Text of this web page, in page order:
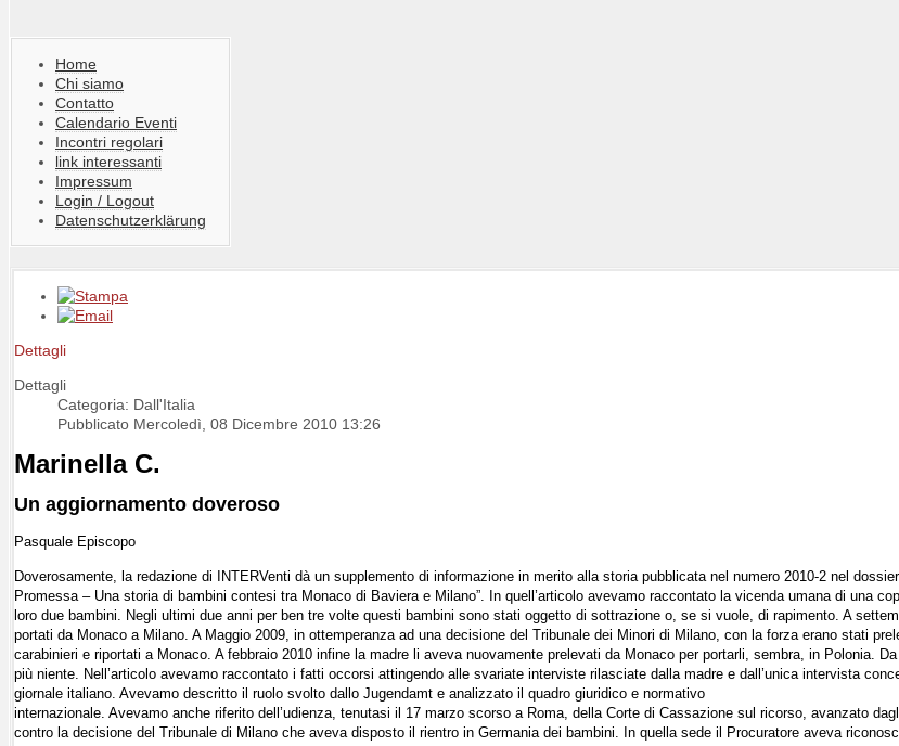
Home
Chi siamo
Contatto
Calendario Eventi
Incontri regolari
link interessanti
Impressum
Login / Logout
Datenschutzerklärung
Dettagli
Dettagli
Categoria: Dall'Italia
Pubblicato Mercoledì, 08 Dicembre 2010 13:26
Marinella C.
Un aggiornamento doveroso
Pasquale Episcopo
Doverosamente, la redazione di INTERVenti dà un supplemento di informazione in merito alla storia pubblicata nel numero 2010-2 nel
Promessa – Una storia di bambini contesi tra Monaco di Baviera e Milano”. In quell’articolo avevamo raccontato la vicenda umana di una
loro due bambini. Negli ultimi due anni per ben tre volte questi bambini sono stati oggetto di sottrazione o, se si vuole, di rapimento. A
portati da Monaco a Milano. A Maggio 2009, in ottemperanza ad una decisione del Tribunale dei Minori di Milano, con la forza erano stati
carabinieri e riportati a Monaco. A febbraio 2010 infine la madre li aveva nuovamente prelevati da Monaco per portarli, sembra, in Polonia.
più niente. Nell’articolo avevamo raccontato i fatti occorsi attingendo alle svariate interviste rilasciate dalla madre e dall’unica intervista
giornale italiano. Avevamo descritto il ruolo svolto dallo Jugendamt e analizzato il quadro giuridico e normativo
internazionale. Avevamo anche riferito dell’udienza, tenutasi il 17 marzo scorso a Roma, della Corte di Cassazione sul ricorso, avanzato
contro la decisione del Tribunale di Milano che aveva disposto il rientro in Germania dei bambini. In quella sede il Procuratore aveva